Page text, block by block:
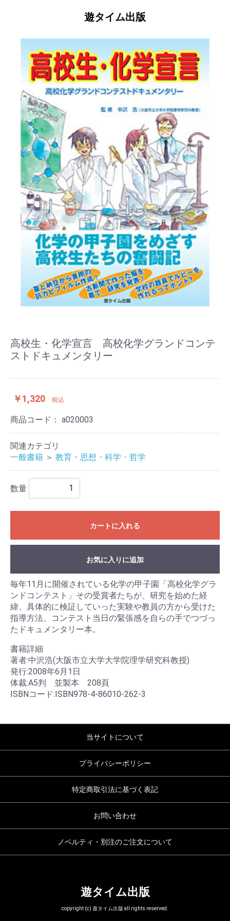
遊タイム出版
高校生・化学宣言 高校化学グランドコンテ
ストドキュメンタリー
￥1,320 税込
商品コード： a020003
関連カテゴリ
一般書籍 ＞ 教育・思想・科学・哲学
数量
カートに入れる
お気に入りに追加
毎年11月に開催されている化学の甲子園「高校化学グラ
ンドコンテスト」その受賞者たちが、研究を始めた経
緯、具体的に検証していった実験や教員の方から受けた
指導方法、コンテスト当日の緊張感を自らの手でつづっ
たドキュメンタリー本。
書籍詳細
著者:中沢浩(大阪市立大学大学院理学研究科教授)
発行:2008年6月1日
体裁:A5判 並製本 208頁
ISBNコード:ISBN978-4-86010-262-3
当サイトについて
プライバシーポリシー
特定商取引法に基づく表記
お問い合わせ
ノベルティ・別注のご注文について
遊タイム出版
copyright (c) 遊タイム出版 all rights reserved.